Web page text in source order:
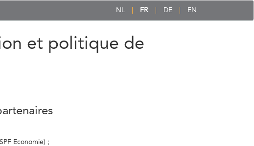
NL FR DE EN
et politique de
Economie) ;